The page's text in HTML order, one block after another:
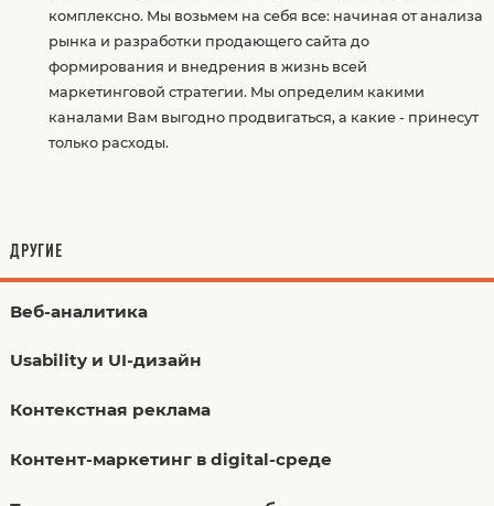
комплексно. Мы возьмем на себя все: начиная от анализа
рынка и разработки продающего сайта до
формирования и внедрения в жизнь всей
маркетинговой стратегии. Мы определим какими
каналами Вам выгодно продвигаться, а какие - принесут
только расходы.
ДРУГИЕ
Веб-аналитика
Usability и UI-дизайн
Контекстная реклама
Контент-маркетинг в digital-среде